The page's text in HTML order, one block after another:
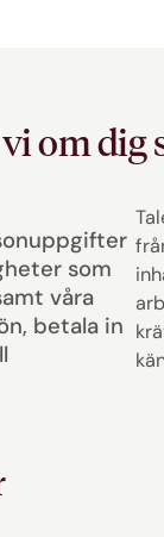
om dig
som
våra
betala in